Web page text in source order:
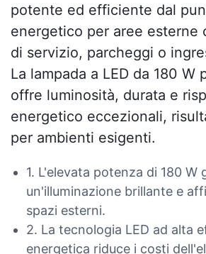
potente ed efficiente dal
energetico per aree esterne
di servizio, parcheggi o
La lampada a LED da 180 W
offre luminosità, durata e
energetico eccezionali,
per ambienti esigenti.
1. L'elevata potenza di 180 W
un'illuminazione brillante e
spazi esterni.
2. La tecnologia LED ad alta
energetica riduce i costi